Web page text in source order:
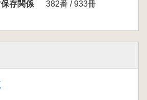
存関係
382番 / 933冊